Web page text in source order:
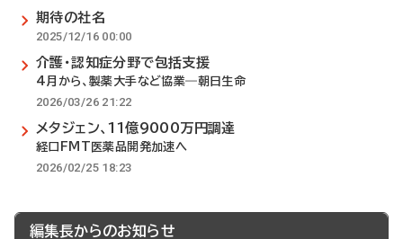
期待の社名
2025/12/16 00:00
介護・認知症分野で包括支援
4月から、製薬大手など協業―朝日生命
2026/03/26 21:22
メタジェン、11億9000万円調達
経口FMT医薬品開発加速へ
2026/02/25 18:23
編集長からのお知らせ